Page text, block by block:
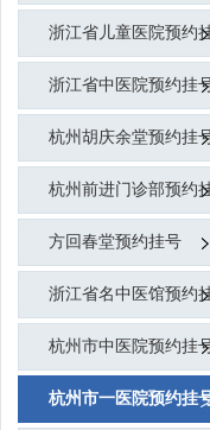
浙江省儿童医院预约
浙江省中医院预约挂
杭州胡庆余堂预约挂
杭州前进门诊部预约
方回春堂预约挂号
浙江省名中医馆预约
杭州市中医院预约挂
杭州市一医院预约挂